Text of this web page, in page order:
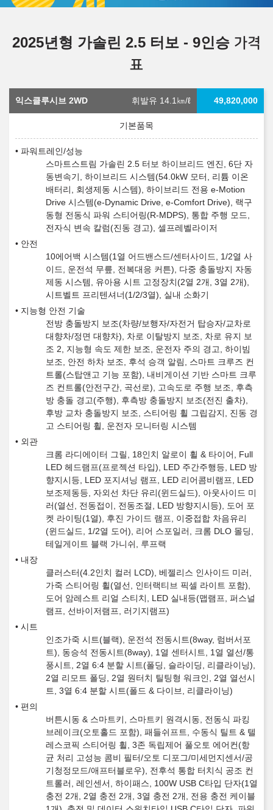
2025년형 가솔린 2.5 터보 - 9인승 가격
표
익스클루시브 2WD 휘발유 14.1㎞/ℓ 49,820,000
파워트레인/성능
스마트스트림 가솔린 2.5 터보 하이브리드 엔진, 6단 자
동변속기, 하이브리드 시스템(54.0kW 모터, 리튬 이온
배터리, 회생제동 시스템), 하이브리드 전용 e-Motion
Drive 시스템(e-Dynamic Drive, e-Comfort Drive), 랙구
동형 전동식 파워 스티어링(R-MDPS), 통합 주행 모드,
전자식 변속 칼럼(진동 경고), 셀프레벨라이저
안전
10에어백 시스템(1열 어드밴스드/센터사이드, 1/2열 사
이드, 운전석 무릎, 전복대응 커튼), 다중 충돌방지 자동
제동 시스템, 유아용 시트 고정장치(2열 2개, 3열 2개),
시트벨트 프리텐셔너(1/2/3열), 실내 소화기
지능형 안전 기술
전방 충돌방지 보조(차량/보행자/자전거 탑승자/교차로
대향차/정면 대향차), 차로 이탈방지 보조, 차로 유지 보
조 2, 지능형 속도 제한 보조, 운전자 주의 경고, 하이빔
보조, 안전 하차 보조, 후석 승객 알림, 스마트 크루즈 컨
트롤(스탑앤고 기능 포함), 내비게이션 기반 스마트 크루
즈 컨트롤(안전구간, 곡선로), 고속도로 주행 보조, 후측
방 충돌 경고(주행), 후측방 충돌방지 보조(전진 출차),
후방 교차 충돌방지 보조, 스티어링 휠 그립감지, 진동 경
고 스티어링 휠, 운전자 모니터링 시스템
외관
크롬 라디에이터 그릴, 18인치 알로이 휠 & 타이어, Full
LED 헤드램프(프로젝션 타입), LED 주간주행등, LED 방
향지시등, LED 포지셔닝 램프, LED 리어콤비램프, LED
보조제동등, 자외선 차단 유리(윈드실드), 아웃사이드 미
러(열선, 전동접이, 전동조절, LED 방향지시등), 도어 포
켓 라이팅(1열), 후진 가이드 램프, 이중접합 차음유리
(윈드실드, 1/2열 도어), 리어 스포일러, 크롬 DLO 몰딩,
테일게이트 블랙 가니쉬, 루프랙
내장
클러스터(4.2인치 컬러 LCD), 베젤리스 인사이드 미러,
가죽 스티어링 휠(열선, 인터랙티브 픽셀 라이트 포함),
도어 암레스트 리얼 스티치, LED 실내등(맵램프, 퍼스널
램프, 선바이저램프, 러기지램프)
시트
인조가죽 시트(블랙), 운전석 전동시트(8way, 럼버서포
트), 동승석 전동시트(8way), 1열 센터시트, 1열 열선/통
풍시트, 2열 6:4 분할 시트(폴딩, 슬라이딩, 리클라이닝),
2열 리모트 폴딩, 2열 원터치 틸팅형 워크인, 2열 열선시
트, 3열 6:4 분할 시트(폴드 & 다이브, 리클라이닝)
편의
버튼시동 & 스마트키, 스마트키 원격시동, 전동식 파킹
브레이크(오토홀드 포함), 패들쉬프트, 수동식 틸트 & 텔
레스코픽 스티어링 휠, 3존 독립제어 풀오토 에어컨(항
균 처리 고성능 콤비 필터/오토 디포그/미세먼지센서/공
기청정모드/애프터블로우), 전후석 통합 터치식 공조 컨
트롤러, 레인센서, 하이패스, 100W USB C타입 단자(1열
충전 2개, 2열 충전 2개, 3열 충전 2개, 전용 충전 케이블